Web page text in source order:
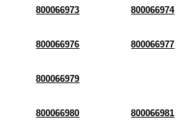
800066973 800066974
800066976 800066977
800066979
800066980 800066981